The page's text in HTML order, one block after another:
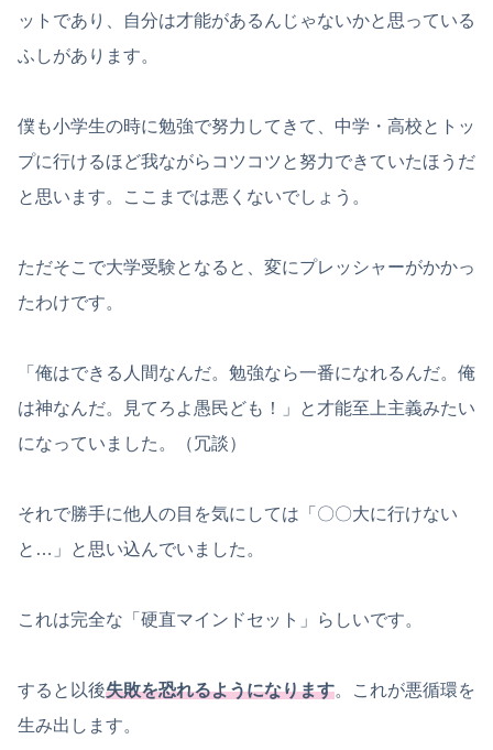
ットであり、自分は才能があるんじゃないかと思っている
ふしがあります。
僕も小学生の時に勉強で努力してきて、中学・高校とトッ
プに行けるほど我ながらコツコツと努力できていたほうだ
と思います。ここまでは悪くないでしょう。
ただそこで大学受験となると、変にプレッシャーがかかっ
たわけです。
「俺はできる人間なんだ。勉強なら一番になれるんだ。俺
は神なんだ。見てろよ愚民ども！」と才能至上主義みたい
になっていました。（冗談）
それで勝手に他人の目を気にしては「〇〇大に行けない
と…」と思い込んでいました。
これは完全な「硬直マインドセット」らしいです。
すると以後失敗を恐れるようになります。これが悪循環を
生み出します。